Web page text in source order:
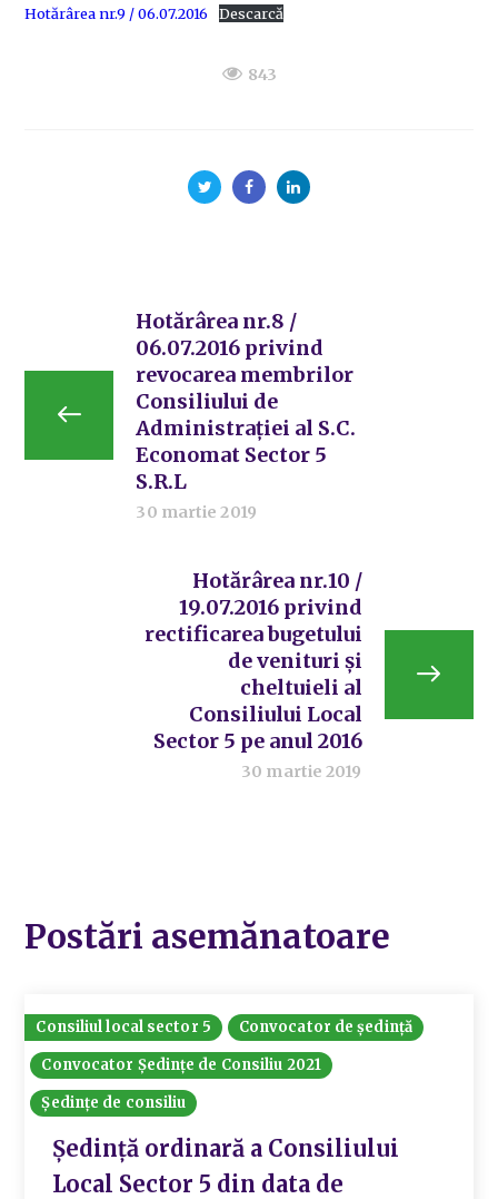
Hotărârea nr.9 / 06.07.2016 Descarcă
843
Hotărârea nr.8 /
06.07.2016 privind
revocarea membrilor
Consiliului de
Administrației al S.C.
Economat Sector 5
S.R.L
30 martie 2019
Hotărârea nr.10 /
19.07.2016 privind
rectificarea bugetului
de venituri și
cheltuieli al
Consiliului Local
Sector 5 pe anul 2016
30 martie 2019
Postări asemănatoare
Consiliul local sector 5
Convocator de ședință
Convocator Ședințe de Consiliu 2021
Ședințe de consiliu
Ședință ordinară a Consiliului
Local Sector 5 din data de